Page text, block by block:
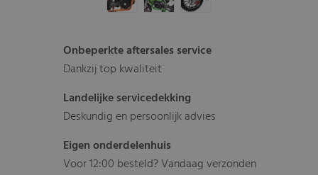
Onbeperkte aftersales service
Dankzij top kwaliteit
Landelijke servicedekking
Deskundig en persoonlijk advies
Eigen onderdelenhuis
Voor 12:00 besteld? Vandaag verzonden